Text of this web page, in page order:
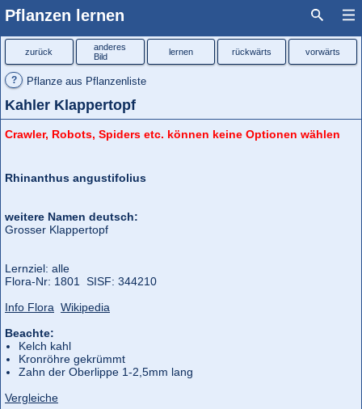
Pflanzen lernen
? Pflanze aus Pflanzenliste
Kahler Klappertopf
zurück
anderes
Bild
lernen rückwärts vorwärts
Crawler, Robots, Spiders etc. können keine Optionen wählen
Rhinanthus angustifolius
weitere Namen deutsch:
Grosser Klappertopf
Lernziel: alle
Flora‑Nr: 1801 SISF: 344210
Info Flora Wikipedia
Beachte:
Kelch kahl
Kronröhre gekrümmt
Zahn der Oberlippe 1-2,5mm lang
Vergleiche